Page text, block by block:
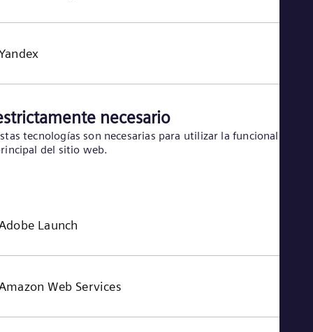
necesario
tecnologías son necesarias para utilizar la funcionalidad
del sitio web.
Launch
Web Services